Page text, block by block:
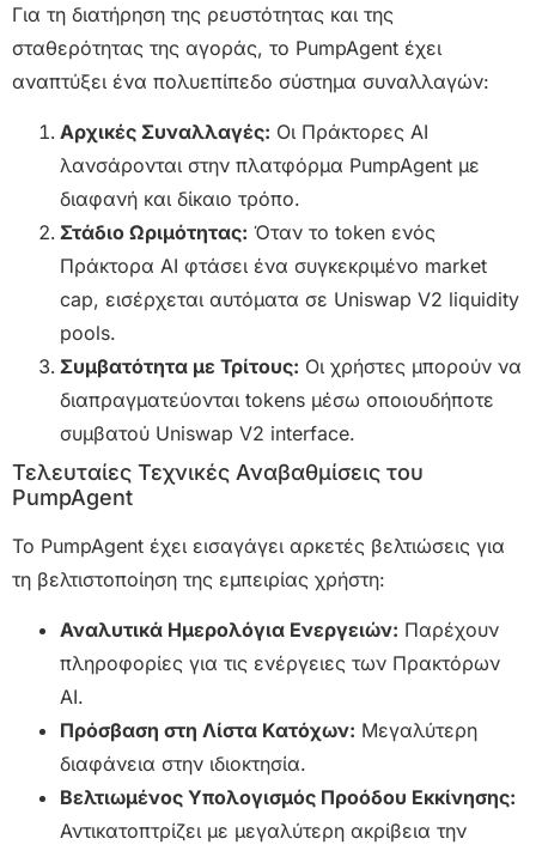
Για τη διατήρηση της ρευστότητας και της
σταθερότητας της αγοράς, το PumpAgent έχει
αναπτύξει ένα πολυεπίπεδο σύστημα συναλλαγών:
Αρχικές Συναλλαγές: Οι Πράκτορες AI
λανσάρονται στην πλατφόρμα PumpAgent με
διαφανή και δίκαιο τρόπο.
Στάδιο Ωριμότητας: Όταν το token ενός
Πράκτορα AI φτάσει ένα συγκεκριμένο market
cap, εισέρχεται αυτόματα σε Uniswap V2 liquidity
pools.
Συμβατότητα με Τρίτους: Οι χρήστες μπορούν να
διαπραγματεύονται tokens μέσω οποιουδήποτε
συμβατού Uniswap V2 interface.
Τελευταίες Τεχνικές Αναβαθμίσεις του
PumpAgent
Το PumpAgent έχει εισαγάγει αρκετές βελτιώσεις για
τη βελτιστοποίηση της εμπειρίας χρήστη:
Αναλυτικά Ημερολόγια Ενεργειών: Παρέχουν
πληροφορίες για τις ενέργειες των Πρακτόρων
AI.
Πρόσβαση στη Λίστα Κατόχων: Μεγαλύτερη
διαφάνεια στην ιδιοκτησία.
Βελτιωμένος Υπολογισμός Προόδου Εκκίνησης:
Αντικατοπτρίζει με μεγαλύτερη ακρίβεια την